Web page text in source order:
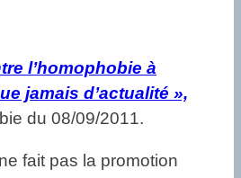
l’homophobie à
jamais d’actualité »,
du 08/09/2011.
fait pas la promotion